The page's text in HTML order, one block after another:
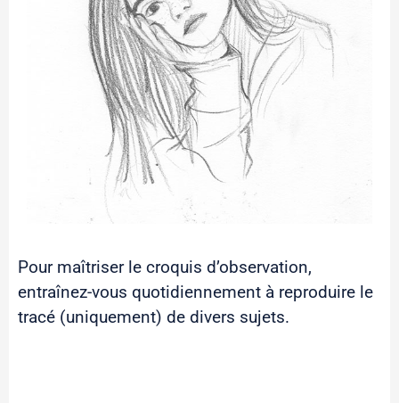
Pour maîtriser le croquis d’observation,
entraînez-vous quotidiennement à reproduire le
tracé (uniquement) de divers sujets.